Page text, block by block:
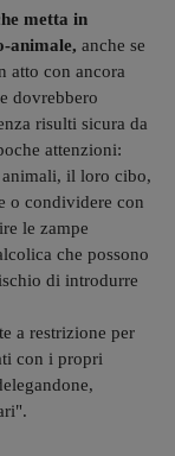
metta in
animale, anche se
atto con ancora
dovrebbero
risulti sicura da
attenzioni:
il loro cibo,
o condividere con
le zampe
che possono
di introdurre
a restrizione per
con i propri